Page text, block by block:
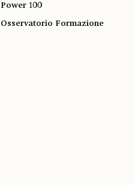
Power 100
Osservatorio Formazione